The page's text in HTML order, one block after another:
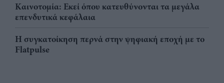
Καινοτομία: Εκεί όπου κατευθύνονται τα μεγάλα
επενδυτικά κεφάλαια
Η συγκατοίκηση περνά στην ψηφιακή εποχή με το
Flatpulse